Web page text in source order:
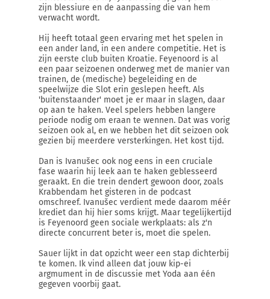
zijn blessiure en de aanpassing die van hem
verwacht wordt.
Hij heeft totaal geen ervaring met het spelen in
een ander land, in een andere competitie. Het is
zijn eerste club buiten Kroatie. Feyenoord is al
een paar seizoenen onderweg met de manier van
trainen, de (medische) begeleiding en de
speelwijze die Slot erin geslepen heeft. Als
'buitenstaander' moet je er maar in slagen, daar
op aan te haken. Veel spelers hebben langere
periode nodig om eraan te wennen. Dat was vorig
seizoen ook al, en we hebben het dit seizoen ook
gezien bij meerdere versterkingen. Het kost tijd.
Dan is Ivanušec ook nog eens in een cruciale
fase waarin hij leek aan te haken geblesseerd
geraakt. En die trein dendert gewoon door, zoals
Krabbendam het gisteren in de podcast
omschreef. Ivanušec verdient mede daarom méér
krediet dan hij hier soms krijgt. Maar tegelijkertijd
is Feyenoord geen sociale werkplaats: als z'n
directe concurrent beter is, moet die spelen.
Sauer lijkt in dat opzicht weer een stap dichterbij
te komen. Ik vind alleen dat jouw kip-ei
argmument in de discussie met Yoda aan één
gegeven voorbij gaat.